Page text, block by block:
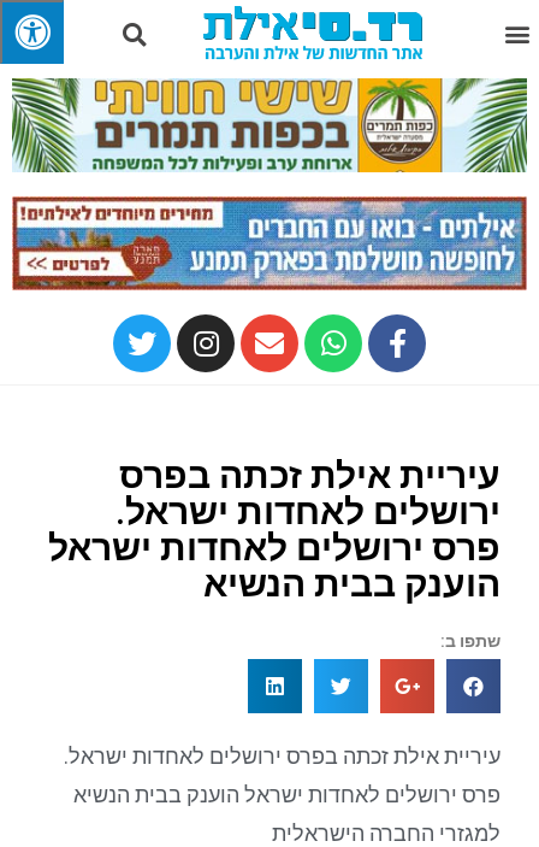
עיריית אילת זכתה בפרס
ירושלים לאחדות ישראל.
פרס ירושלים לאחדות ישראל
הוענק בבית הנשיא
שתפו ב:
עיריית אילת זכתה בפרס ירושלים לאחדות ישראל.
פרס ירושלים לאחדות ישראל הוענק בבית הנשיא
למגזרי החברה הישראלית